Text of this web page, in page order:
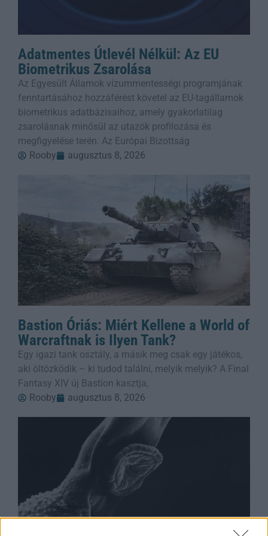
Adatmentes Útlevél Nélkül: Az EU
Biometrikus Zsarolása
Az Egyesült Államok vízummentességi programjának
fenntartásához hozzáférést követel az EU-tagállamok
biometrikus adatbázisaihoz, amely gyakorlatilag
zsarolásnak minősül az utazók profilozása és
megfigyelése terén. Az Európai Bizottság
Rooby
augusztus 8, 2026
Bastion Óriás: Miért Kellene a World of
Warcraftnak is Ilyen Tank?
Egy igazi tank osztály, a másik meg csak egy játékos,
aki öltözködik – ki tudod találni, melyik melyik? A Final
Fantasy XIV új Bastion kasztja,
Rooby
augusztus 8, 2026